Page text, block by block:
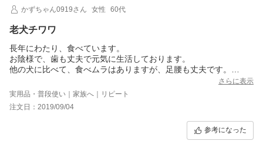
かずちゃん0919さん
女性 60代
老犬チワワ
長年にわたり、食べています。
お陰様で、歯も丈夫で元気に生活しております。
他の犬に比べて、食べムラはありますが、足腰も丈夫です。
さらに表示
実用品・普段使い｜家族へ｜リピート
注文日：2019/09/04
参考になった